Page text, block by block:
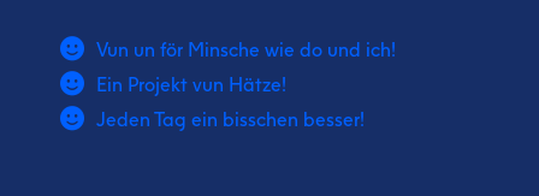
Vun un för Minsche wie do und ich!
Ein Projekt vun Hätze!
Jeden Tag ein bisschen besser!